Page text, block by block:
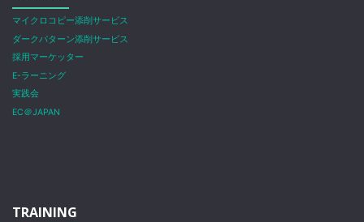
マイクロコピー添削サービス
ダークパターン添削サービス
採用マーケッター
E-ラーニング
実践会
EC＠JAPAN
TRAINING